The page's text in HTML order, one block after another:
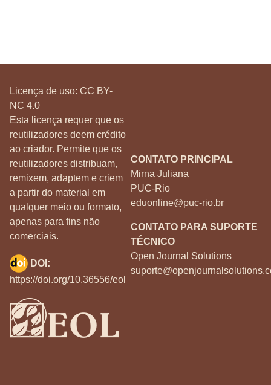
Licença de uso: CC BY-
NC 4.0
Esta licença requer que os
reutilizadores deem crédito
ao criador. Permite que os
reutilizadores distribuam,
remixem, adaptem e criem
a partir do material em
qualquer meio ou formato,
apenas para fins não
comerciais.
CONTATO PRINCIPAL
Mirna Juliana
PUC-Rio
eduonline@puc-rio.br
CONTATO PARA SUPORTE
TÉCNICO
Open Journal Solutions
DOI:
https://doi.org/10.36556/eol